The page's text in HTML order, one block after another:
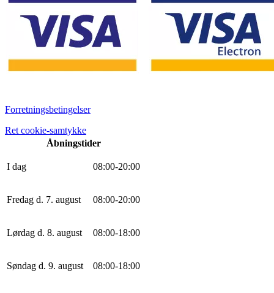
Forretningsbetingelser
Ret cookie-samtykke
Åbningstider
I dag 08:00-20:00
Fredag d. 7. august 08:00-20:00
Lørdag d. 8. august 08:00-18:00
Søndag d. 9. august 08:00-18:00